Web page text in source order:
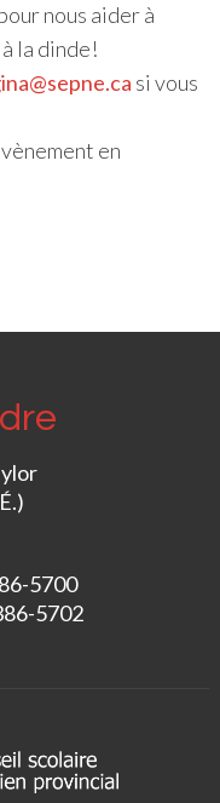
nous aider à
la dinde!
si vous
en
5700
5702